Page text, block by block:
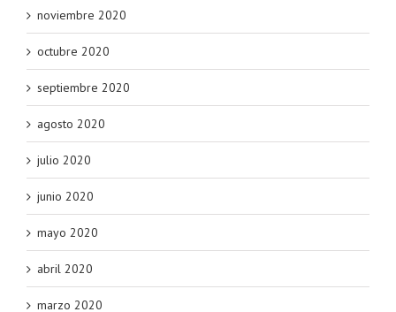
noviembre 2020
octubre 2020
septiembre 2020
agosto 2020
julio 2020
junio 2020
mayo 2020
abril 2020
marzo 2020